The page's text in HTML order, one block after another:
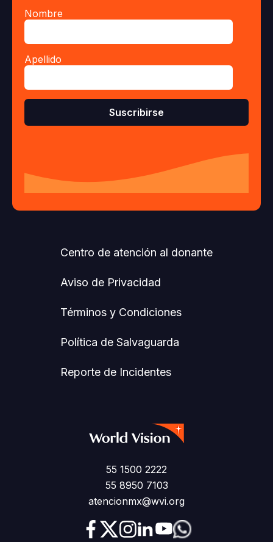
Centro de atención al donante
Aviso de Privacidad
Términos y Condiciones
Política de Salvaguarda
Reporte de Incidentes
Nombre
Apellido
55 1500 2222
55 8950 7103
atencionmx@wvi.org